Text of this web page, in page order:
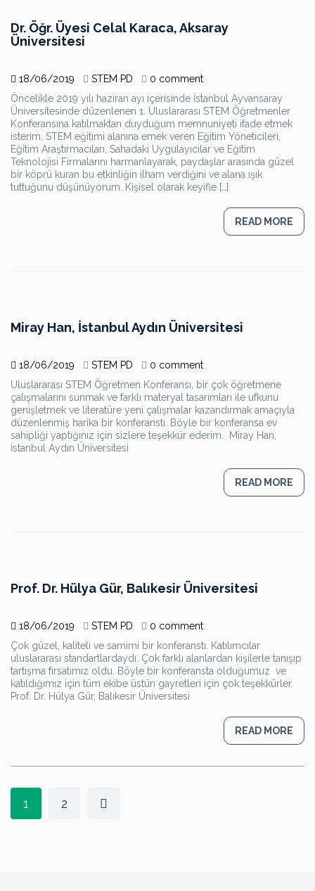
Dr. Öğr. Üyesi Celal Karaca, Aksaray
Üniversitesi
18/06/2019 STEM PD
0 comment
Öncelikle 2019 yılı haziran ayı içerisinde İstanbul Ayvansaray
Üniversitesinde düzenlenen 1. Uluslararası STEM Öğretmenler
Konferansına katılmaktan duyduğum memnuniyeti ifade etmek
isterim. STEM eğitimi alanına emek veren Eğitim Yöneticileri,
Eğitim Araştırmacıları, Sahadaki Uygulayıcılar ve Eğitim
Teknolojisi Firmalarını harmanlayarak, paydaşlar arasında güzel
bir köprü kuran bu etkinliğin ilham verdiğini ve alana ışık
tuttuğunu düşünüyorum. Kişisel olarak keyifle […]
READ MORE
Miray Han, İstanbul Aydın Üniversitesi
18/06/2019 STEM PD
0 comment
Uluslararası STEM Öğretmen Konferansı, bir çok öğretmene
çalışmalarını sunmak ve farklı materyal tasarımları ile ufkunu
genişletmek ve literatüre yeni çalışmalar kazandırmak amaçıyla
düzenlenmiş harika bir konferanstı. Böyle bir konferansa ev
sahipliği yaptığınız için sizlere teşekkür ederim. Miray Han,
İstanbul Aydın Üniversitesi
READ MORE
Prof. Dr. Hülya Gür, Balıkesir Üniversitesi
18/06/2019 STEM PD
0 comment
Çok güzel, kaliteli ve samimi bir konferanstı. Katılımcılar
uluslararası standartlardaydı. Çok farklı alanlardan kişilerle tanışıp
tartışma fırsatımız oldu. Böyle bir konferansta olduğumuz ve
katıldığımız için tüm ekibe üstün gayretleri için çok teşekkürler.
Prof. Dr. Hülya Gür, Balıkesir Üniversitesi
READ MORE
1 2